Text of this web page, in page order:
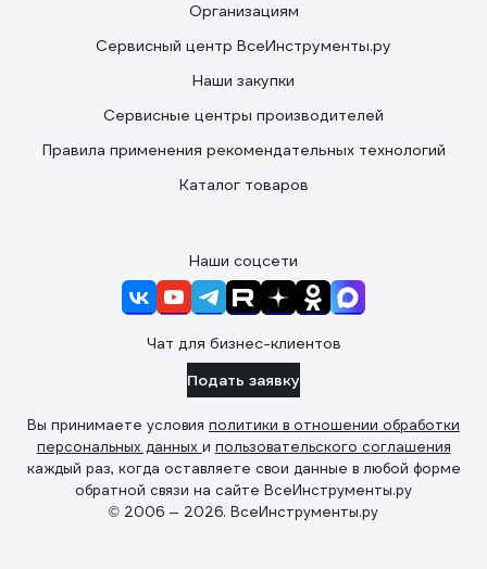
Организациям
Сервисный центр ВсеИнструменты.ру
Наши закупки
Сервисные центры производителей
Правила применения рекомендательных технологий
Каталог товаров
Наши соцсети
Чат для бизнес-клиентов
Подать заявку
Вы принимаете условия политики в отношении обработки
персональных данных и пользовательского соглашения
каждый раз, когда оставляете свои данные в любой форме
обратной связи на сайте ВсеИнструменты.ру
© 2006 — 2026. ВсеИнструменты.ру